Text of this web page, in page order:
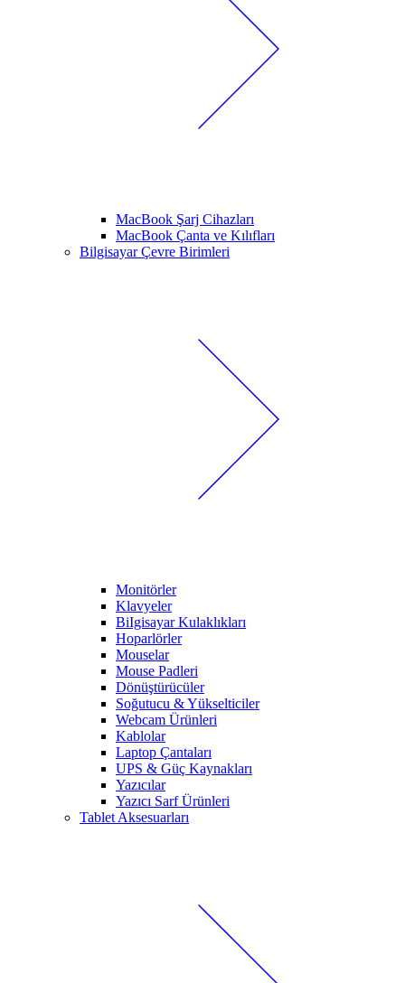
MacBook Şarj Cihazları
MacBook Çanta ve Kılıfları
Bilgisayar Çevre Birimleri
Monitörler
Klavyeler
BiIgisayar Kulaklıkları
Hoparlörler
Mouselar
Mouse Padleri
Dönüştürücüler
Soğutucu & Yükselticiler
Webcam Ürünleri
Kablolar
Laptop Çantaları
UPS & Güç Kaynakları
Yazıcılar
Yazıcı Sarf Ürünleri
Tablet Aksesuarları